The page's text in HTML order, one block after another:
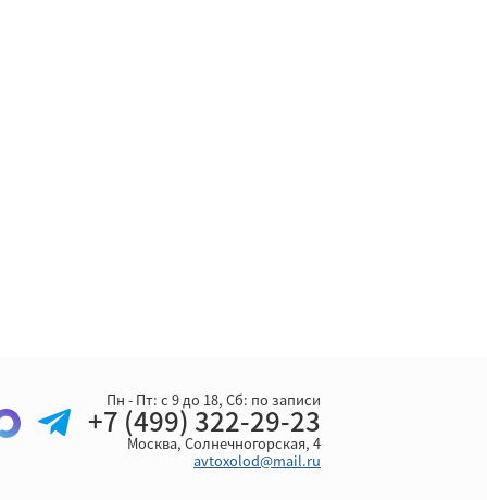
Пн - Пт: с 9 до 18, Cб: по записи
+7 (499) 322-29-23
Москва, Солнечногорская, 4
avtoxolod@mail.ru